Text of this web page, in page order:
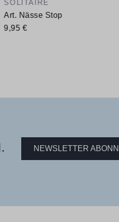
SOLITAIRE
Art. Nässe Stop
9,95 €
NEWSLETTER